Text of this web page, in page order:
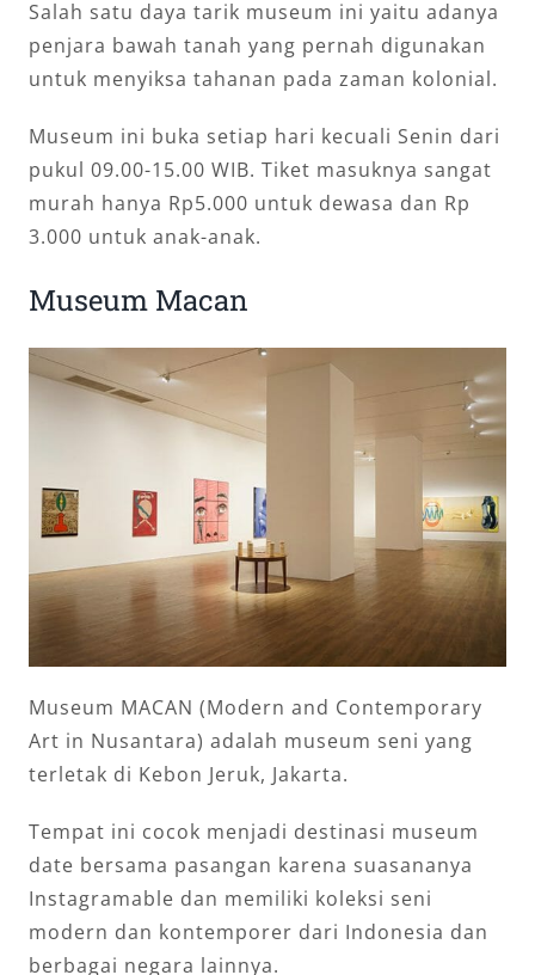
Salah satu daya tarik museum ini yaitu adanya
penjara bawah tanah yang pernah digunakan
untuk menyiksa tahanan pada zaman kolonial.
Museum ini buka setiap hari kecuali Senin dari
pukul 09.00-15.00 WIB. Tiket masuknya sangat
murah hanya Rp5.000 untuk dewasa dan Rp
3.000 untuk anak-anak.
Museum Macan
Museum MACAN (Modern and Contemporary
Art in Nusantara) adalah museum seni yang
terletak di Kebon Jeruk, Jakarta.
Tempat ini cocok menjadi destinasi museum
date bersama pasangan karena suasananya
Instagramable dan memiliki koleksi seni
modern dan kontemporer dari Indonesia dan
berbagai negara lainnya.